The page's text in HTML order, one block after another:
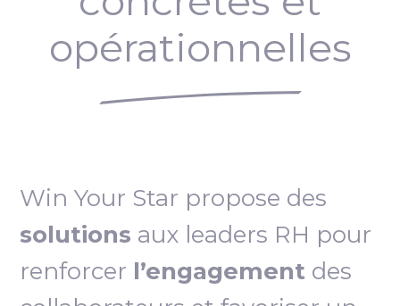
opérationnelles
Win Your Star propose des
solutions aux leaders RH pour
renforcer l’engagement des